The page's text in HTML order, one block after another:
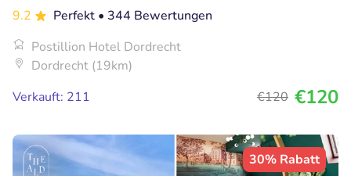
9.2 Perfekt • 344 Bewertungen
Postillion Hotel Dordrecht
Dordrecht (19km)
Verkauft: 211
€120 €120
30% Rabatt